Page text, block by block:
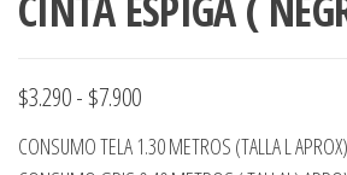
$3.290- $7.900Rango
de
CONSUMO TELA 1.30 METROS (TALLA L APROX)